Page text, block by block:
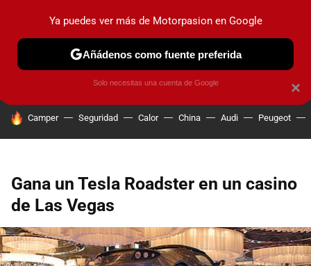
PRUEBAS COCHES ELÉCTRICOS OBSERVATORIO
HOY SE HABLA DE
Camper Seguridad Calor China Audi Peugeot
Gana un Tesla Roadster en un casino
de Las Vegas
×
Ya puedes ver más de Motorpasion en Google
Añádenos como fuente preferida
Solo necesitas una cuenta de Google